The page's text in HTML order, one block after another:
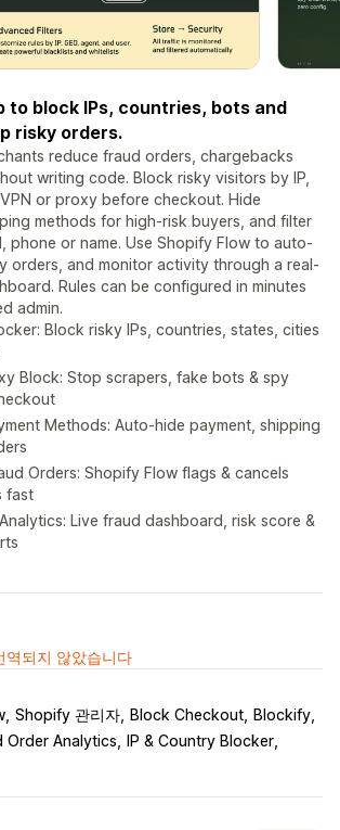
to block IPs, countries, bots and
risky orders.
reduce fraud orders, chargebacks
writing code. Block risky visitors by IP,
or proxy before checkout. Hide
methods for high-risk buyers, and filter
phone or name. Use Shopify Flow to auto-
orders, and monitor activity through a real-
Rules can be configured in minutes
admin.
Block risky IPs, countries, states, cities
Block: Stop scrapers, fake bots & spy
Methods: Auto-hide payment, shipping
Orders: Shopify Flow flags & cancels
fast
Live fraud dashboard, risk score &
역되지 않았습니다
Shopify 관리자 Block Checkout
Blockify
Order Analytics
IP & Country Blocker